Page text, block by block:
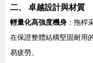
二、 卓越設計與材質
輕量化高強度機身 ：拖桿
在保證整體結構堅固耐用
易疲勞。